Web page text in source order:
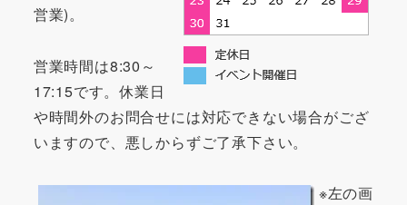
営業)。
営業時間は8:30～
17:15です。休業日
や時間外のお問合せには対応できない場合がござ
いますので、悪しからずご了承下さい。
※左の画